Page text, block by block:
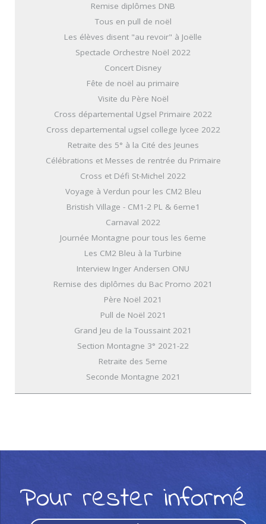
Remise diplômes DNB
Tous en pull de noël
Les élèves disent "au revoir" à Joëlle
Spectacle Orchestre Noël 2022
Concert Disney
Fête de noël au primaire
Visite du Père Noël
Cross départemental Ugsel Primaire 2022
Cross departemental ugsel college lycee 2022
Retraite des 5° à la Cité des Jeunes
Célébrations et Messes de rentrée du Primaire
Cross et Défi St-Michel 2022
Voyage à Verdun pour les CM2 Bleu
Bristish Village - CM1-2 PL & 6eme1
Carnaval 2022
Journée Montagne pour tous les 6eme
Les CM2 Bleu à la Turbine
Interview Inger Andersen ONU
Remise des diplômes du Bac Promo 2021
Père Noël 2021
Pull de Noël 2021
Grand Jeu de la Toussaint 2021
Section Montagne 3° 2021-22
Retraite des 5eme
Seconde Montagne 2021
Pour rester informé